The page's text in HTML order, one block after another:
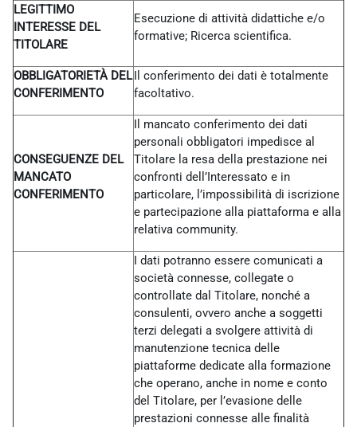
LEGITTIMO
INTERESSE DEL
TITOLARE
Esecuzione di attività didattiche e/o
formative; Ricerca scientifica.
OBBLIGATORIETÀ DEL
CONFERIMENTO
Il conferimento dei dati è totalmente
facoltativo.
CONSEGUENZE DEL
MANCATO
CONFERIMENTO
Il mancato conferimento dei dati
personali obbligatori impedisce al
Titolare la resa della prestazione nei
confronti dell’Interessato e in
particolare, l’impossibilità di iscrizione
e partecipazione alla piattaforma e alla
relativa community.
I dati potranno essere comunicati a
società connesse, collegate o
controllate dal Titolare, nonché a
consulenti, ovvero anche a soggetti
terzi delegati a svolgere attività di
manutenzione tecnica delle
piattaforme dedicate alla formazione
che operano, anche in nome e conto
del Titolare, per l’evasione delle
prestazioni connesse alle finalità